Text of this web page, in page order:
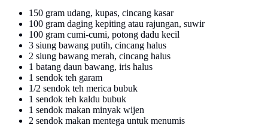
150 gram udang, kupas, cincang kasar
100 gram daging kepiting atau rajungan, suwir
100 gram cumi-cumi, potong dadu kecil
3 siung bawang putih, cincang halus
2 siung bawang merah, cincang halus
1 batang daun bawang, iris halus
1 sendok teh garam
1/2 sendok teh merica bubuk
1 sendok teh kaldu bubuk
1 sendok makan minyak wijen
2 sendok makan mentega untuk menumis